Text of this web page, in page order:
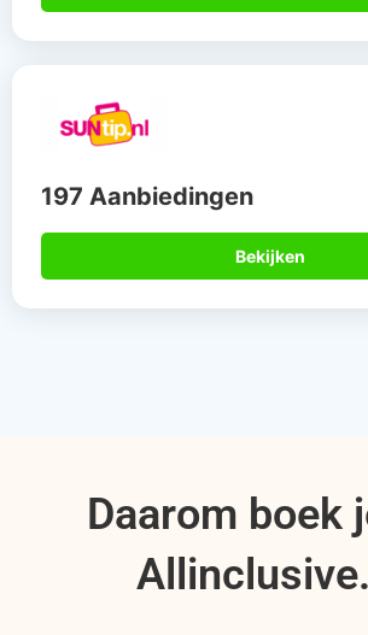
197 Aanbiedingen
Bekijken
Daarom boek